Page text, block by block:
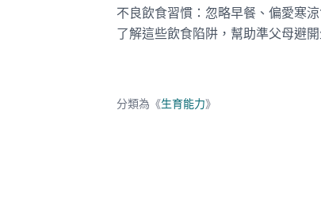
不良飲食習慣：忽略早餐、偏愛寒
了解這些飲食陷阱，幫助準父母避
分類為《生育能力》